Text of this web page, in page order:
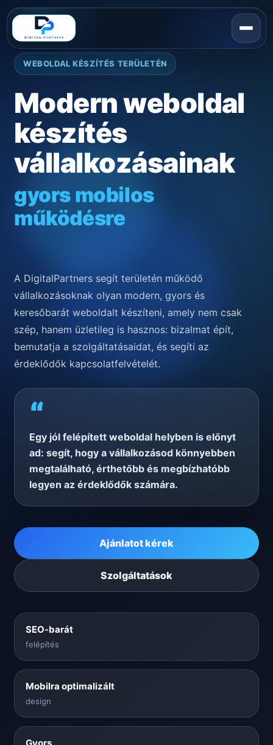
WEBOLDAL KÉSZÍTÉS TERÜLETÉN
Modern weboldal
készítés
vállalkozásainak
gyors mobilos
működésre
A DigitalPartners segít területén működő
vállalkozásoknak olyan modern, gyors és
keresőbarát weboldalt készíteni, amely nem csak
szép, hanem üzletileg is hasznos: bizalmat épít,
bemutatja a szolgáltatásaidat, és segíti az
érdeklődők kapcsolatfelvételét.
“
Egy jól felépített weboldal helyben is előnyt
ad: segít, hogy a vállalkozásod könnyebben
megtalálható, érthetőbb és megbízhatóbb
legyen az érdeklődők számára.
Ajánlatot kérek
Szolgáltatások
SEO-barát
felépítés
Mobilra optimalizált
design